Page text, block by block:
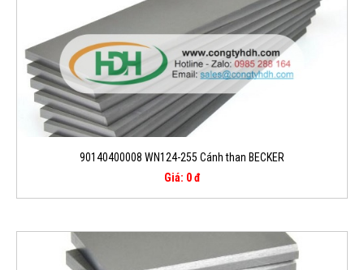
90140400008 WN124-255 Cánh than BECKER
Giá: 0 đ